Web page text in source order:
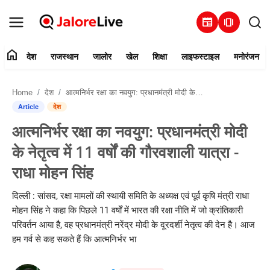
newspaper amp_stories
संपर्क करें
देश
राजस्थान
जालोर
खेल
home देश राजस्थान जालोर खेल शिक्षा लाइफस्टाइल मनोरंजन
Home देश आत्मनिर्भर रक्षा का नवयुग: प्रधानमंत्री मोदी के नेतृत्व में 11 वर्षों की गौरवशाली यात्रा - राधा मोहन सिंह
Article देश
आत्मनिर्भर रक्षा का नवयुग: प्रधानमंत्री मोदी
के नेतृत्व में 11 वर्षों की गौरवशाली यात्रा -
राधा मोहन सिंह
दिल्ली : सांसद, रक्षा मामलों की स्थायी समिति के अध्यक्ष एवं पूर्व कृषि मंत्री राधा
मोहन सिंह ने कहा कि पिछले 11 वर्षों में भारत की रक्षा नीति में जो क्रांतिकारी
परिवर्तन आया है, वह प्रधानमंत्री नरेंद्र मोदी के दूरदर्शी नेतृत्व की देन है। आज
हम गर्व से कह सकते हैं कि आत्मनिर्भर भा